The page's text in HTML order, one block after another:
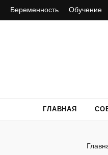
Беременность Обучение
ГЛАВНАЯ